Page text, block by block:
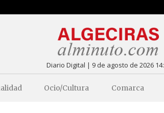
Diario Digital | 9 de agosto de 2026
Ocio/Cultura Comarca